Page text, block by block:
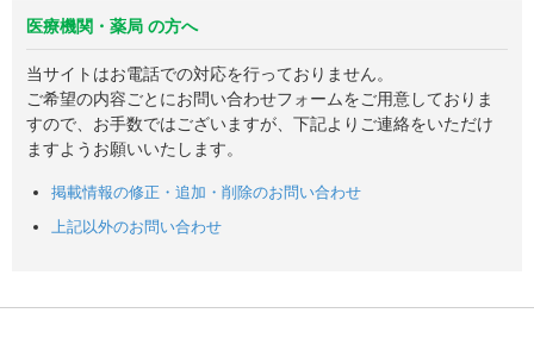
医療機関・薬局 の方へ
当サイトはお電話での対応を行っておりません。
ご希望の内容ごとにお問い合わせフォームをご用意しておりま
すので、お手数ではございますが、下記よりご連絡をいただけ
ますようお願いいたします。
掲載情報の修正・追加・削除のお問い合わせ
上記以外のお問い合わせ